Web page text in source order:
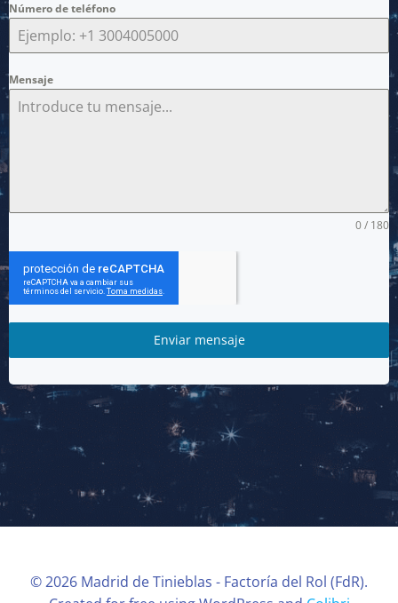
Número de teléfono
Mensaje
0 / 180
Enviar mensaje
© 2026 Madrid de Tinieblas - Factoría del Rol (FdR).